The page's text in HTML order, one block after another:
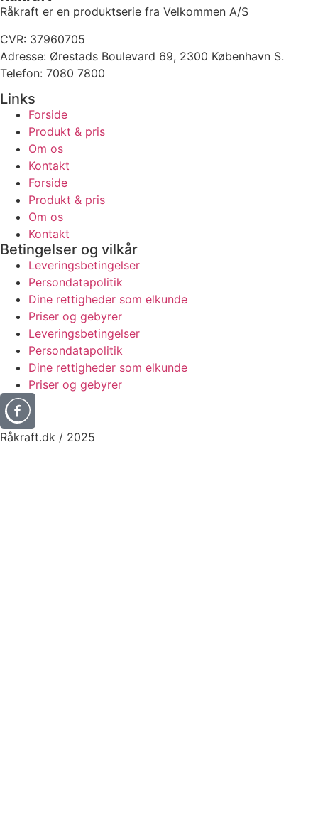
Råkraft er en produktserie fra Velkommen A/S
CVR: 37960705
Adresse: Ørestads Boulevard 69, 2300 København S.
Telefon: 7080 7800
Links
Forside
Produkt & pris
Om os
Kontakt
Forside
Produkt & pris
Om os
Kontakt
Betingelser og vilkår
Leveringsbetingelser
Persondatapolitik
Dine rettigheder som elkunde
Priser og gebyrer
Leveringsbetingelser
Persondatapolitik
Dine rettigheder som elkunde
Priser og gebyrer
Råkraft.dk / 2025